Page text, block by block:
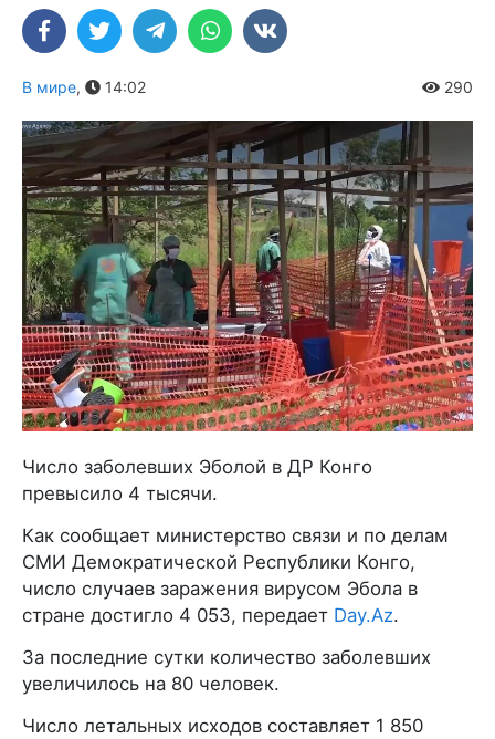
В мире, 14:02 290
Число заболевших Эболой в ДР Конго
превысило 4 тысячи.
Как сообщает министерство связи и по делам
СМИ Демократической Республики Конго,
число случаев заражения вирусом Эбола в
стране достигло 4 053, передает Day.Az.
За последние сутки количество заболевших
увеличилось на 80 человек.
Число летальных исходов составляет 1 850